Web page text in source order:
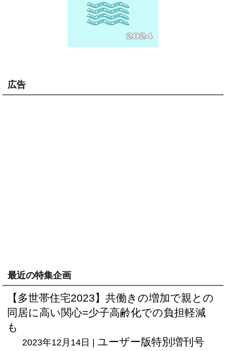
広告
最近の特集企画
【多世帯住宅2023】共働きの増加で親との
同居に高い関心=少子高齢化での負担軽減
も
2023年12月14日 | ユーザー版特別増刊号